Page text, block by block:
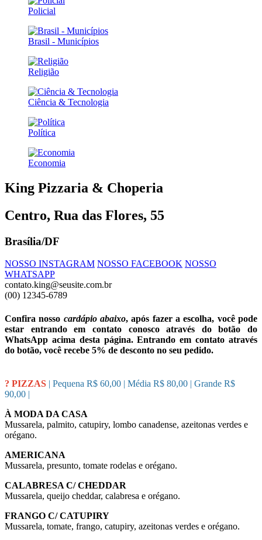
Policial
Brasil - Municípios
Religião
Ciência & Tecnologia
Política
Economia
King Pizzaria & Choperia
Centro, Rua das Flores, 55
Brasília/DF
NOSSO INSTAGRAM NOSSO FACEBOOK NOSSO
WHATSAPP
contato.king@seusite.com.br
(00) 12345-6789
Confira nosso cardápio abaixo, após fazer a escolha, você pode
estar entrando em contato conosco através do botão do
WhatsApp acima desta página. Entrando em contato através
do botão, você recebe 5% de desconto no seu pedido.
? PIZZAS | Pequena R$ 60,00 | Média R$ 80,00 | Grande R$
90,00 |
À MODA DA CASA
Mussarela, palmito, catupiry, lombo canadense, azeitonas verdes e
orégano.
AMERICANA
Mussarela, presunto, tomate rodelas e orégano.
CALABRESA C/ CHEDDAR
Mussarela, queijo cheddar, calabresa e orégano.
FRANGO C/ CATUPIRY
Mussarela, tomate, frango, catupiry, azeitonas verdes e orégano.